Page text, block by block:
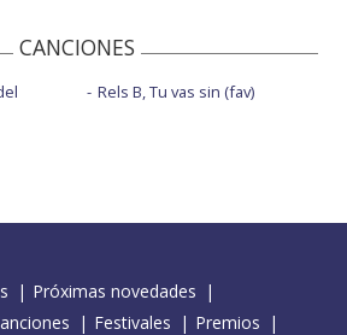
CANCIONES
Rels B, Tu vas sin (fav)
Próximas novedades
Festivales
Premios